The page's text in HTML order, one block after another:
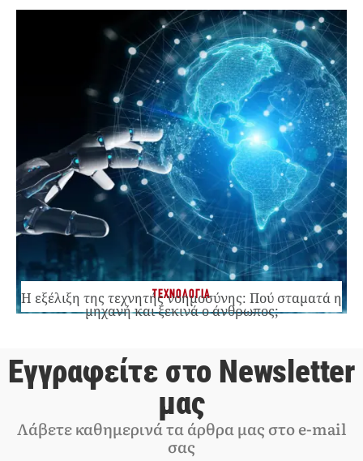
ΤΕΧΝΟΛΟΓΙΑ
Η εξέλιξη της τεχνητής νοημοσύνης: Πού σταματά η
μηχανή και ξεκινά ο άνθρωπος;
Εγγραφείτε στο Newsletter
μας
Λάβετε καθημερινά τα άρθρα μας στο e-mail
σας